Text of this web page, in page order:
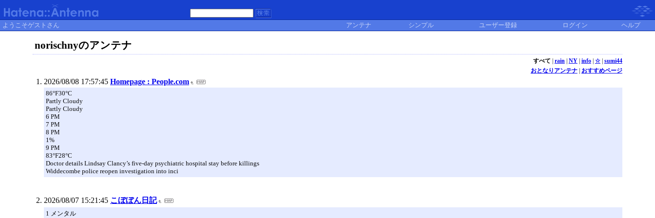
ようこそゲストさん アンテナ シンプル ユーザー登録 ログイン ヘルプ
norischnyのアンテナ
すべて rain| NY| info| ☆| sumi44
おとなりアンテナ| おすすめページ
2026/08/08 17:57:45 Homepage : People.com
86°F30°C
Partly Cloudy
Partly Cloudy
6 PM
7 PM
8 PM
1%
9 PM
83°F28°C
Doctor details Lindsay Clancy’s five-day psychiatric hospital stay before killings
Widdecombe police reopen investigation into inci
2026/08/07 15:21:45 こぼぼん日記
1 メンタル